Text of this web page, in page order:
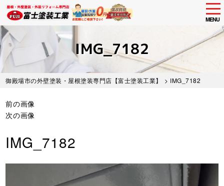
Skip
to
main
content
MENU
IMG_7182
御殿場市の外壁塗装・屋根塗装専門店【富士塗装工業】 > IMG_7182
前の画像
次の画像
IMG_7182